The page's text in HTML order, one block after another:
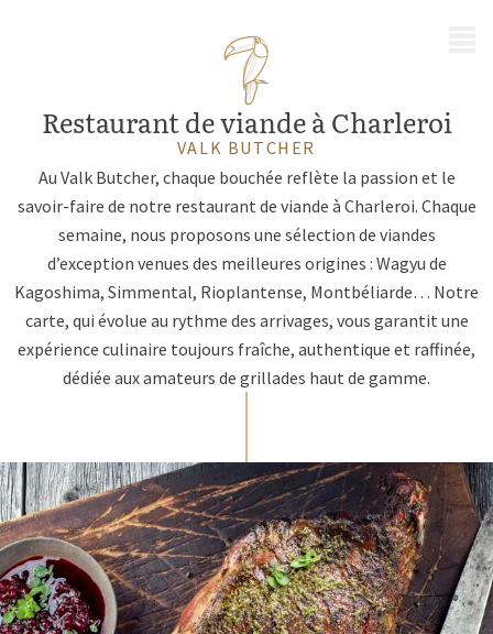
Restaurant de viande à Charleroi
VALK BUTCHER
Au Valk Butcher, chaque bouchée reflète la passion et le
savoir-faire de notre restaurant de viande à Charleroi. Chaque
semaine, nous proposons une sélection de viandes
d’exception venues des meilleures origines : Wagyu de
Kagoshima, Simmental, Rioplantense, Montbéliarde… Notre
carte, qui évolue au rythme des arrivages, vous garantit une
expérience culinaire toujours fraîche, authentique et raffinée,
dédiée aux amateurs de grillades haut de gamme.